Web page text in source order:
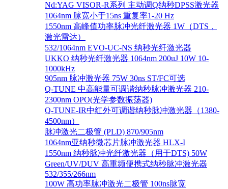
Nd:YAG VISOR-R系列 主动调Q纳秒DPSS激光器
1064nm 脉宽小于15ns 重复率1-20 Hz
1550nm 高峰值功率脉冲光纤激光器 1W（DTS，
激光雷达）
532/1064nm EVO-UC-NS 纳秒光纤激光器
UKKO 纳秒光纤激光器 1064nm 200uJ 10W 10-
1000kHz
905nm 脉冲激光器 75W 30ns ST/FC可选
Q-TUNE 中高能量可调谐纳秒脉冲激光器 210-
2300nm OPO(光学参数振荡器)
Q-TUNE-IR中红外可调谐纳秒脉冲激光器（1380-
4500nm）
脉冲激光二极管 (PLD) 870/905nm
1064nm亚纳秒微芯片脉冲激光器 HLX-I
1550nm 纳秒脉冲光纤激光器（用于DTS) 50W
Green/UV/DUV 高重频便携式纳秒脉冲激光器
532/355/266nm
100W 高功率脉冲激光二极管 100ns脉宽